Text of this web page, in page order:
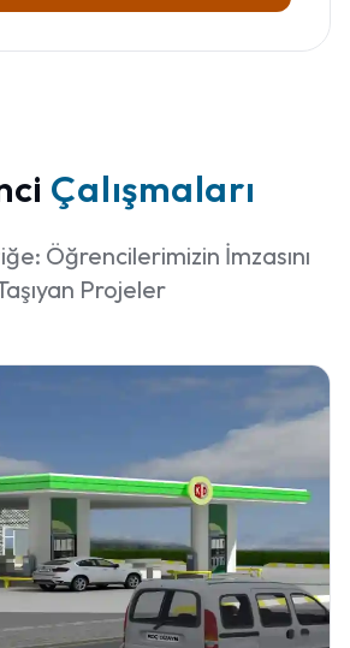
Çalışmaları
Öğrencilerimizin İmzasını
Projeler